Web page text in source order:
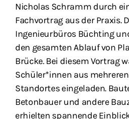
Nicholas Schramm durch
Fachvortrag aus der Praxis.
Ingenieurbüros Büchting
den gesamten Ablauf von
Brücke. Bei diesem Vortrag
Schüler*innen aus
Standortes eingeladen.
Betonbauer und andere
erhielten spannende